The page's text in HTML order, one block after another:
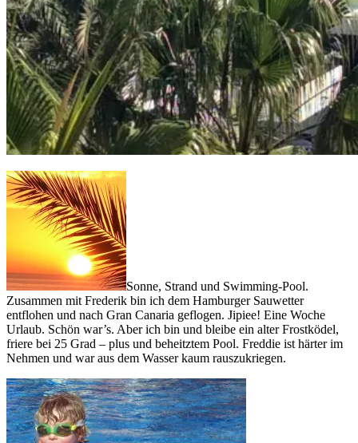
Sonne, Strand und Swimming-Pool.
Zusammen mit Frederik bin ich dem Hamburger Sauwetter
entflohen und nach Gran Canaria geflogen. Jipiee! Eine Woche
Urlaub. Schön war’s. Aber ich bin und bleibe ein alter Frostködel,
friere bei 25 Grad – plus und beheitztem Pool. Freddie ist härter im
Nehmen und war aus dem Wasser kaum rauszukriegen.